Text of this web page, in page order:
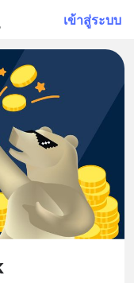
เข้าสู่ระบบ